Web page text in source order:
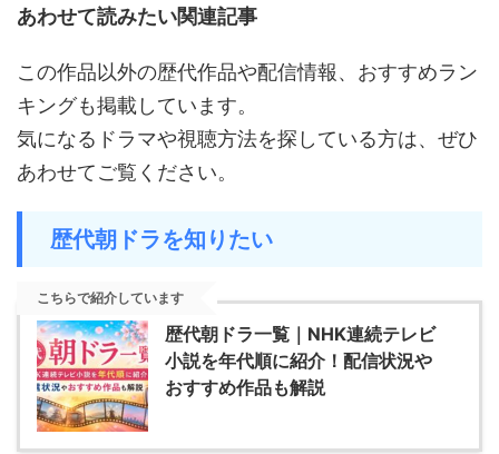
あわせて読みたい関連記事
この作品以外の歴代作品や配信情報、おすすめラン
キングも掲載しています。
気になるドラマや視聴方法を探している方は、ぜひ
あわせてご覧ください。
歴代朝ドラを知りたい
こちらで紹介しています
歴代朝ドラ一覧｜NHK連続テレビ
小説を年代順に紹介！配信状況や
おすすめ作品も解説